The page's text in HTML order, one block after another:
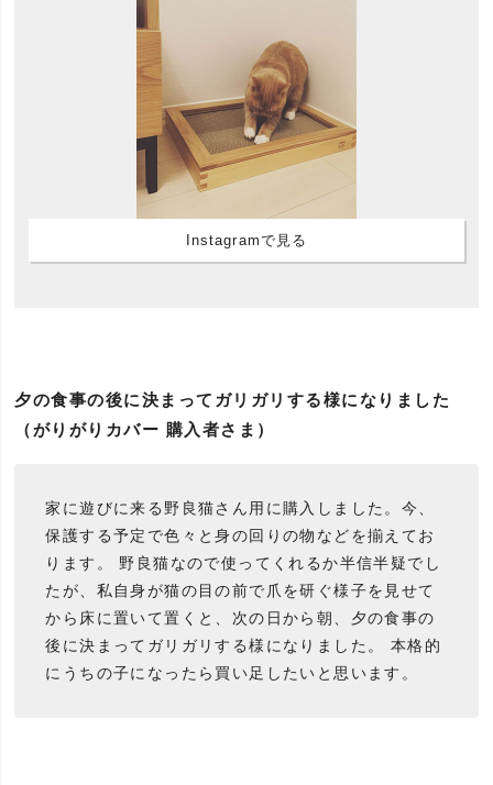
Instagramで見る
夕の食事の後に決まってガリガリする様になりました
（がりがりカバー 購入者さま）
家に遊びに来る野良猫さん用に購入しました。今、
保護する予定で色々と身の回りの物などを揃えてお
ります。 野良猫なので使ってくれるか半信半疑でし
たが、私自身が猫の目の前で爪を研ぐ様子を見せて
から床に置いて置くと、次の日から朝、夕の食事の
後に決まってガリガリする様になりました。 本格的
にうちの子になったら買い足したいと思います。